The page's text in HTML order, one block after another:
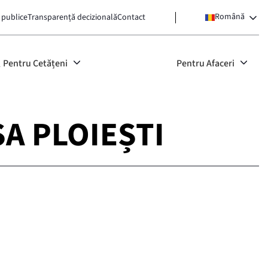
Transparență decizionalăContact Română
Pentru Cetățeni Pentru Afaceri
PLOIEȘTI